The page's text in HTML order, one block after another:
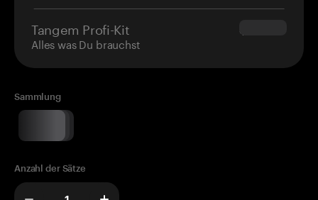
Tangem Profi-Kit
Alles was Du brauchst
$180.00
Sammlung
Anzahl der Sätze